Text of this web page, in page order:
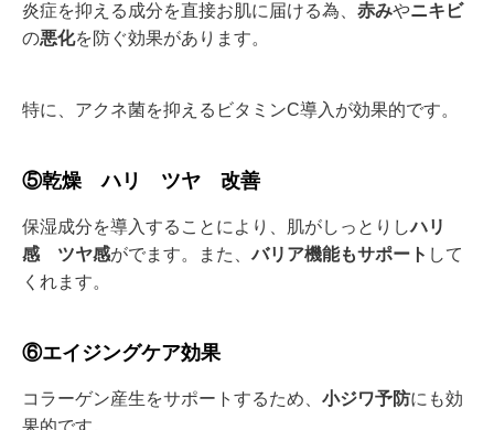
炎症を抑える成分を直接お肌に届ける為、 赤みやニキビ
の悪化を防ぐ効果があります。
特に、アクネ菌を抑えるビタミンC導入が効果的です。
⑤乾燥 ハリ ツヤ 改善
保湿成分を導入することにより、肌がしっとりしハリ
感
ツヤ感がでます。また、バリア機能もサポート して
くれます。
⑥エイジングケア効果
コラーゲン産生をサポートするため、 小ジワ予防にも効